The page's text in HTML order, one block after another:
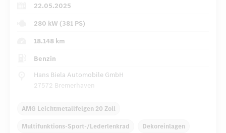
22.05.2025
280 kW (381 PS)
18.148 km
Benzin
Hans Biela Automobile GmbH
27572 Bremerhaven
AMG Leichtmetallfelgen 20 Zoll
Multifunktions-Sport-/Lederlenkrad Dekoreinlagen